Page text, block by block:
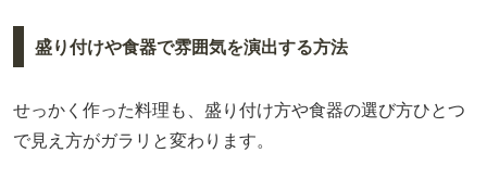
盛り付けや食器で雰囲気を演出する方法
せっかく作った料理も、盛り付け方や食器の選び方ひとつ
で見え方がガラリと変わります。